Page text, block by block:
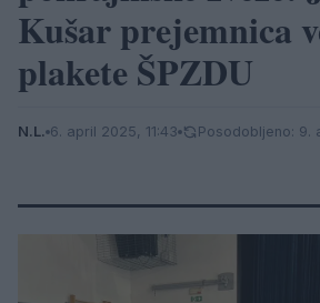
Kušar prejemnica
plakete ŠPZDU
N.L. 6. april 2025, 11:43 Posodobljeno: 9.